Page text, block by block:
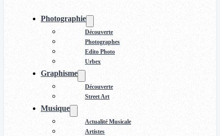
Photographie
Découverte
Photographes
Edito Photo
Urbex
Graphisme
Découverte
Street Art
Musique
Actualité Musicale
Artistes